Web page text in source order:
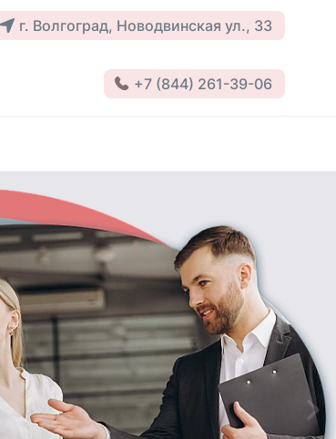
г. Волгоград, Новодвинская ул., 33
+7 (844) 261-39-06